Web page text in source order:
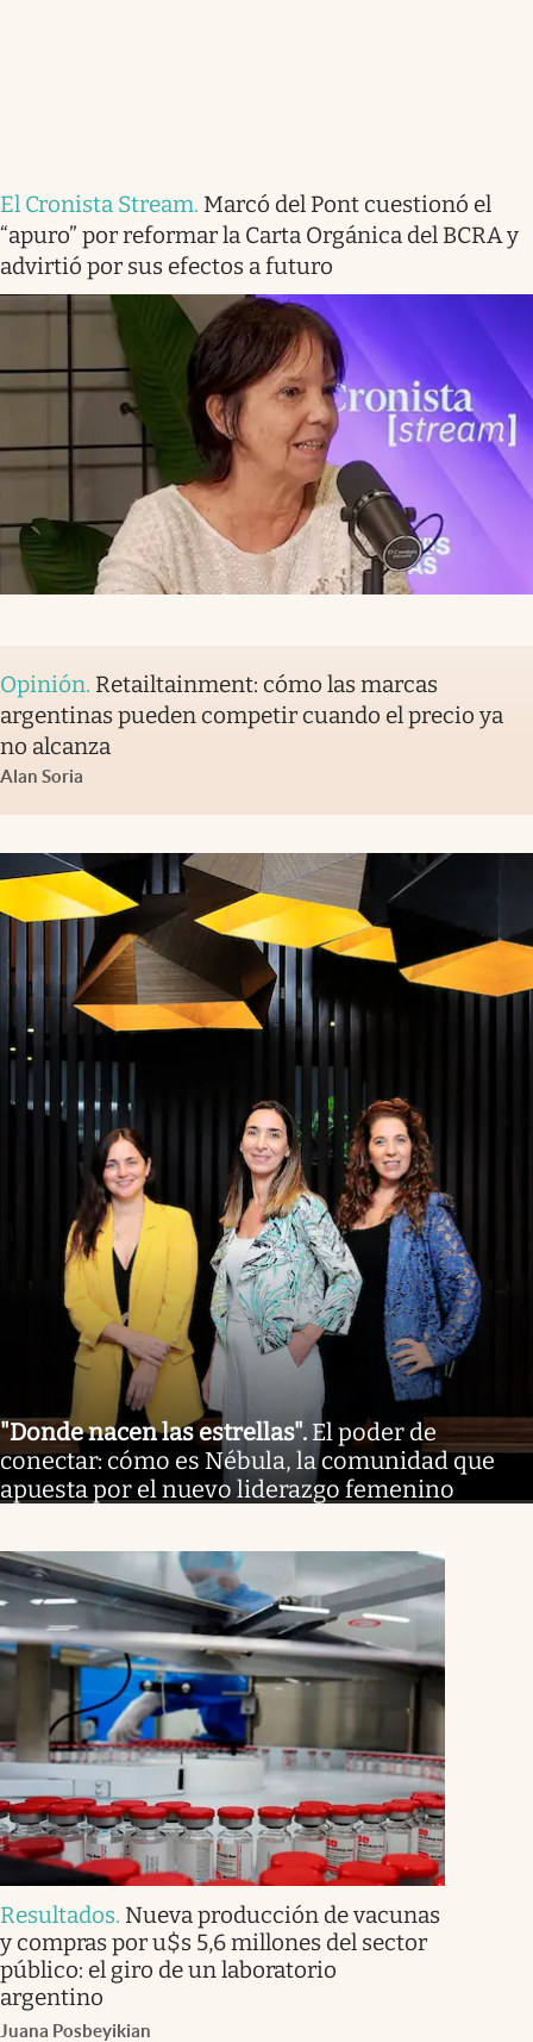
El Cronista Stream. Marcó del Pont cuestionó el
“apuro” por reformar la Carta Orgánica del BCRA y
advirtió por sus efectos a futuro
Opinión. Retailtainment: cómo las marcas
argentinas pueden competir cuando el precio ya
no alcanza
Alan Soria
"Donde nacen las estrellas". El poder de
conectar: cómo es Nébula, la comunidad que
apuesta por el nuevo liderazgo femenino
Resultados. Nueva producción de vacunas
y compras por u$s 5,6 millones del sector
público: el giro de un laboratorio
argentino
Juana Posbeyikian